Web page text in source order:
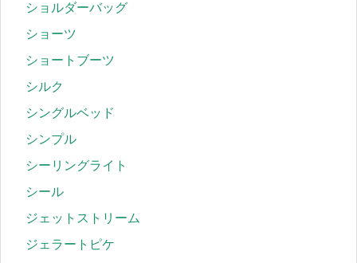
ショルダーバッグ
ショーツ
ショートブーツ
シルク
シングルベッド
シンプル
シーリングライト
シール
ジェットストリーム
ジェラートピケ